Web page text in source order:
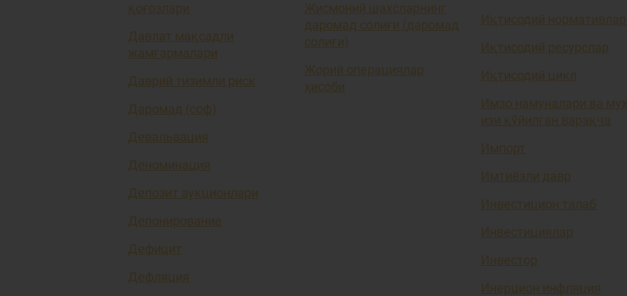
қоғозлари
Давлат мақсадли
жамғармалари
Даврий тизимли риск
Даромад (соф)
Девальвация
Деноминация
Депозит аукционлари
Депонирование
Дефицит
Дефляция
Жисмоний шахсларнинг
даромад солиғи (даромад
солиғи)
Жорий операциялар
ҳисоби
Иқтисодий нормативлар
Иқтисодий ресурслар
Иқтисодий цикл
Имзо намуналари ва
изи қўйилган варақча
Импорт
Имтиёзли давр
Инвестицион талаб
Инвестициялар
Инвестор
Инерцион инфляция